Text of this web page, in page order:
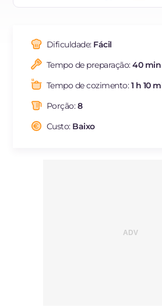
ES
FR
NL
Dificuldade: Fácil
Tempo de preparação:40 min
Tempo de cozimento:1 h 10
Porção:8
Custo: Baixo